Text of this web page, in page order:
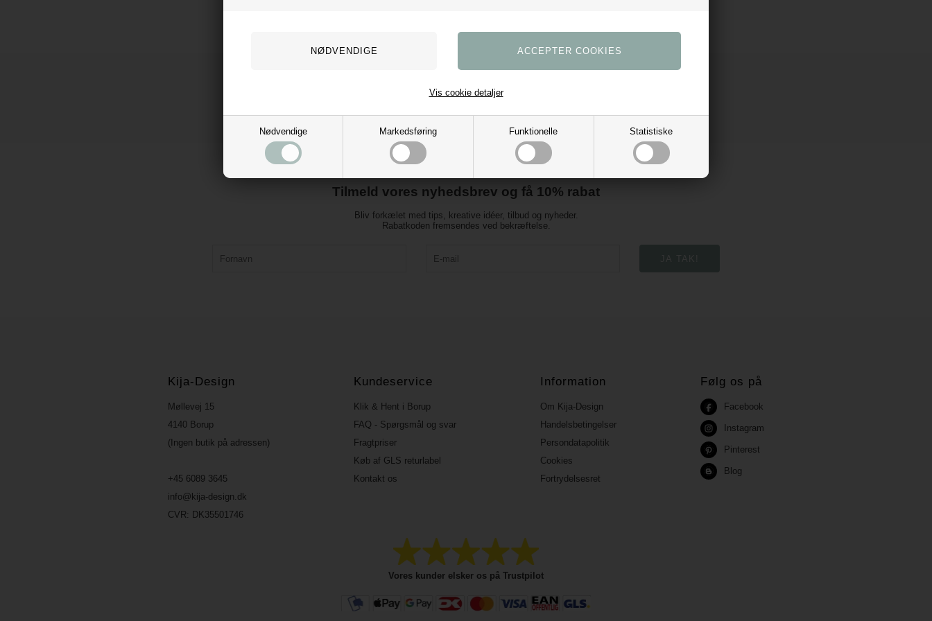
Nødvendige Markedsføring Funktionelle Statistiske
Vis cookie detaljer
Tilmeld vores nyhedsbrev og få 10% rabat
Bliv forkælet med tips, kreative idéer, tilbud og nyheder.
Rabatkoden fremsendes ved bekræftelse.
Kija-Design
Møllevej 15
4140 Borup
(Ingen butik på adressen)
+45 6089 3645
info@kija-design.dk
CVR: DK35501746
Kundeservice
Klik & Hent i Borup
FAQ - Spørgsmål og svar
Fragtpriser
Køb af GLS returlabel
Kontakt os
Information
Om Kija-Design
Handelsbetingelser
Persondatapolitik
Cookies
Fortrydelsesret
Følg os på
Facebook
Instagram
Pinterest
Blog
Vores kunder elsker os på Trustpilot